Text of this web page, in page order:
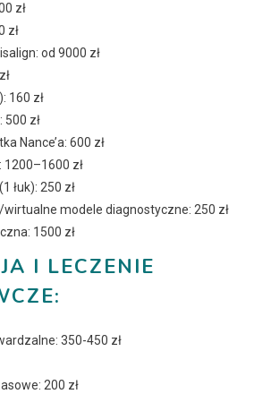
zł
zł
od 9000 zł
160 zł
500 zł
Nance’a: 600 zł
zł
łuk): 250 zł
modele diagnostyczne: 250 zł
1500 zł
I LECZENIE
350-450 zł
200 zł